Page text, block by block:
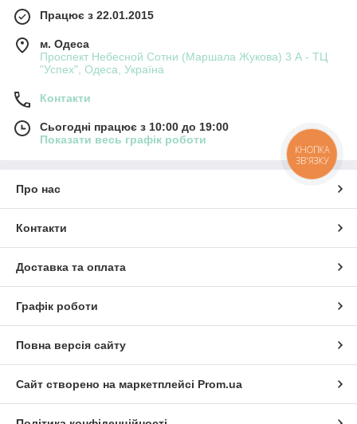
Працює з 22.01.2015
м. Одеса
Проспект Небесной Сотни (Маршала Жукова) 3 А - ТЦ
"Успех", Одеса, Україна
Контакти
Сьогодні працює з 10:00 до 19:00
Показати весь графік роботи
Про нас
Контакти
Доставка та оплата
Графік роботи
Повна версія сайту
Сайт створено на маркетплейсі Prom.ua
КНОПКА
ЗВ'ЯЗКУ